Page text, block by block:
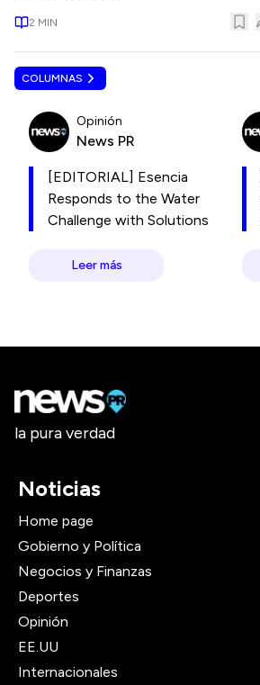
2 MIN
COLUMNAS
Opinión
News PR
[EDITORIAL] Esencia
Responds to the Water
Challenge with Solutions
Leer más
la pura verdad
Noticias
Home page
Gobierno y Política
Negocios y Finanzas
Deportes
Opinión
EE.UU
Internacionales